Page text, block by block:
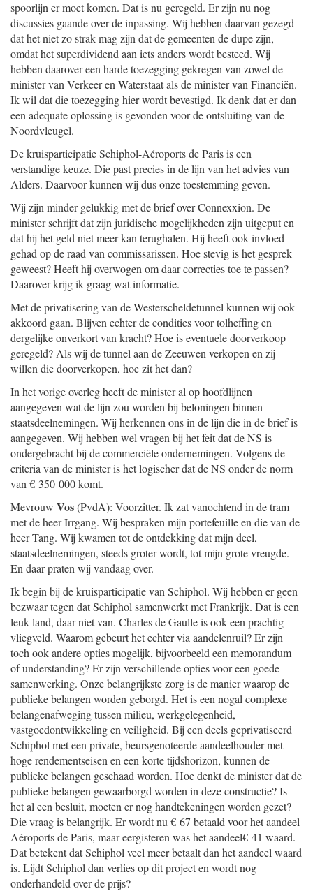
spoorlijn er moet komen. Dat is nu geregeld. Er zijn nu nog
discussies gaande over de inpassing. Wij hebben daarvan gezegd
dat het niet zo strak mag zijn dat de gemeenten de dupe zijn,
omdat het superdividend aan iets anders wordt besteed. Wij
hebben daarover een harde toezegging gekregen van zowel de
minister van Verkeer en Waterstaat als de minister van Financiën.
Ik wil dat die toezegging hier wordt bevestigd. Ik denk dat er dan
een adequate oplossing is gevonden voor de ontsluiting van de
Noordvleugel.
De kruisparticipatie Schiphol-Aéroports de Paris is een
verstandige keuze. Die past precies in de lijn van het advies van
Alders. Daarvoor kunnen wij dus onze toestemming geven.
Wij zijn minder gelukkig met de brief over Connexxion. De
minister schrijft dat zijn juridische mogelijkheden zijn uitgeput en
dat hij het geld niet meer kan terughalen. Hij heeft ook invloed
gehad op de raad van commissarissen. Hoe stevig is het gesprek
geweest? Heeft hij overwogen om daar correcties toe te passen?
Daarover krijg ik graag wat informatie.
Met de privatisering van de Westerscheldetunnel kunnen wij ook
akkoord gaan. Blijven echter de condities voor tolheffing en
dergelijke onverkort van kracht? Hoe is eventuele doorverkoop
geregeld? Als wij de tunnel aan de Zeeuwen verkopen en zij
willen die doorverkopen, hoe zit het dan?
In het vorige overleg heeft de minister al op hoofdlijnen
aangegeven wat de lijn zou worden bij beloningen binnen
staatsdeelnemingen. Wij herkennen ons in de lijn die in de brief is
aangegeven. Wij hebben wel vragen bij het feit dat de NS is
ondergebracht bij de commerciële ondernemingen. Volgens de
criteria van de minister is het logischer dat de NS onder de norm
van € 350 000 komt.
Mevrouw Vos(PvdA): Voorzitter. Ik zat vanochtend in de tram
met de heer Irrgang. Wij bespraken mijn portefeuille en die van de
heer Tang. Wij kwamen tot de ontdekking dat mijn deel,
staatsdeelnemingen, steeds groter wordt, tot mijn grote vreugde.
En daar praten wij vandaag over.
Ik begin bij de kruisparticipatie van Schiphol. Wij hebben er geen
bezwaar tegen dat Schiphol samenwerkt met Frankrijk. Dat is een
leuk land, daar niet van. Charles de Gaulle is ook een prachtig
vliegveld. Waarom gebeurt het echter via aandelenruil? Er zijn
toch ook andere opties mogelijk, bijvoorbeeld een memorandum
of understanding? Er zijn verschillende opties voor een goede
samenwerking. Onze belangrijkste zorg is de manier waarop de
publieke belangen worden geborgd. Het is een nogal complexe
belangenafweging tussen milieu, werkgelegenheid,
vastgoedontwikkeling en veiligheid. Bij een deels geprivatiseerd
Schiphol met een private, beursgenoteerde aandeelhouder met
hoge rendementseisen en een korte tijdshorizon, kunnen de
publieke belangen geschaad worden. Hoe denkt de minister dat de
publieke belangen gewaarborgd worden in deze constructie? Is
het al een besluit, moeten er nog handtekeningen worden gezet?
Die vraag is belangrijk. Er wordt nu € 67 betaald voor het aandeel
Aéroports de Paris, maar eergisteren was het aandeel€ 41 waard.
Dat betekent dat Schiphol veel meer betaalt dan het aandeel waard
is. Lijdt Schiphol dan verlies op dit project en wordt nog
onderhandeld over de prijs?